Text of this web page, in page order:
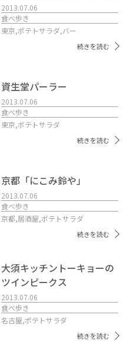
2013.07.06
食べ歩き
東京,ポテトサラダ,バー
続きを読む
資生堂パーラー
2013.07.06
食べ歩き
東京,ポテトサラダ
続きを読む
京都「にこみ鈴や」
2013.07.06
食べ歩き
京都,居酒屋,ポテトサラダ
続きを読む
大須キッチントーキョーの
ツインピークス
2013.07.06
食べ歩き
名古屋,ポテトサラダ
続きを読む